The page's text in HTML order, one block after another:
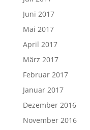
Juni 2017
Mai 2017
April 2017
März 2017
Februar 2017
Januar 2017
Dezember 2016
November 2016